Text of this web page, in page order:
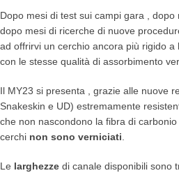
Dopo mesi di test sui campi gara , dopo
dopo mesi di ricerche di nuove
ad offrirvi un cerchio ancora più rigido a
con le stesse qualità di assorbimento
Il MY23 si presenta , grazie alle nuove
Snakeskin e UD) estremamente
che non nascondono la fibra di
cerchi non sono verniciati
Le larghezze di canale disponibili sono